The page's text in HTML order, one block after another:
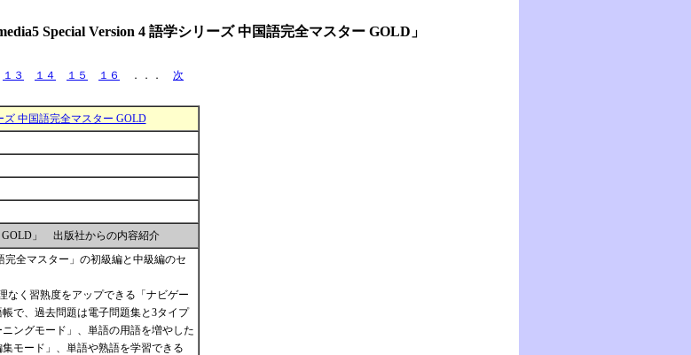
Special Version 4 語学シリーズ 中国語完全マスター GOLD」
１３ １４ １５ １６ ．．． 次
ズ 中国語完全マスター GOLD
GOLD」 出版社からの内容紹介
完全マスター」の初級編と中級編のセ
なく習熟度をアップできる「ナビゲー
で、過去問題は電子問題集と3タイプ
ングモード」、単語の用語を増やした
モード」、単語や熟語を学習できる